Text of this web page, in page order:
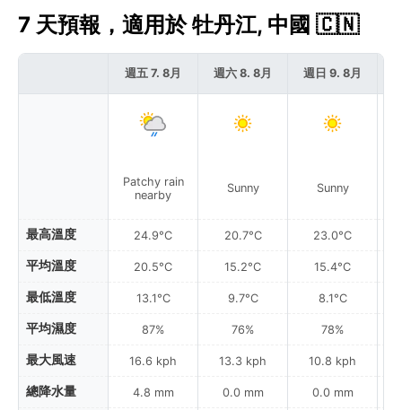
7 天預報，適用於 牡丹江, 中國 🇨🇳
最高溫度
平均溫度
最低溫度
平均濕度
最大風速
總降水量
週五 7. 8月
Patchy rain
nearby
24.9°C
20.5°C
13.1°C
87%
16.6 kph
4.8 mm
週六 8. 8月
Sunny
20.7°C
15.2°C
9.7°C
76%
13.3 kph
0.0 mm
週日 9. 8月
Sunny
23.0°C
15.4°C
8.1°C
78%
10.8 kph
0.0 mm